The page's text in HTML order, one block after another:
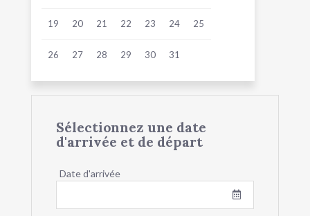
19 20 21 22 23 24 25
26 27 28 29 30 31
Sélectionnez une date
d'arrivée et de départ
Date d'arrivée